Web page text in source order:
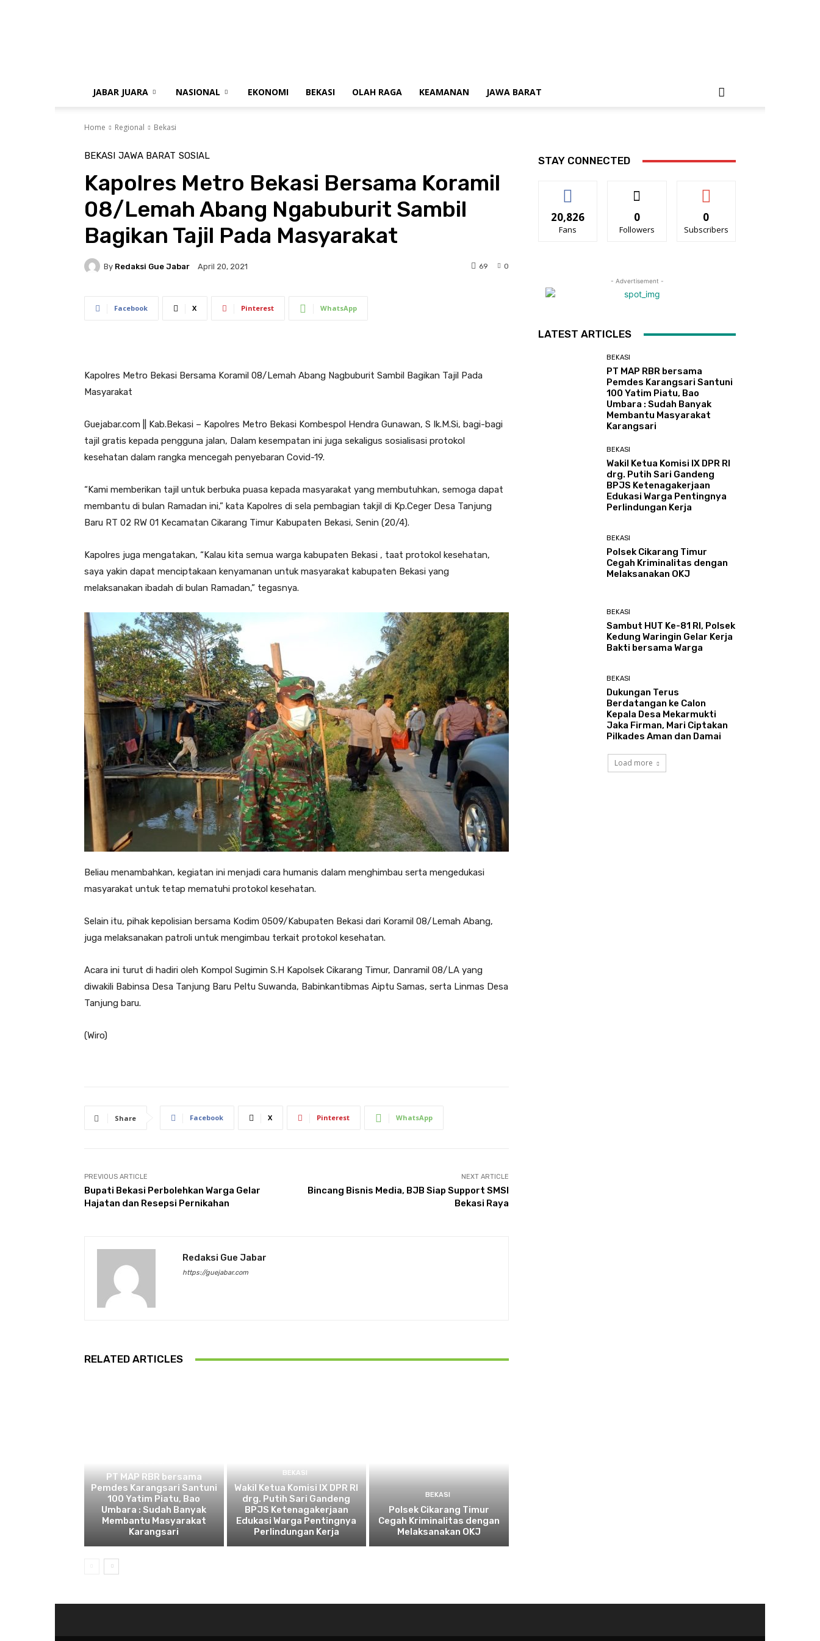
JABAR JUARA NASIONAL EKONOMI BEKASI OLAH RAGA KEAMANAN JAWA BARAT
Home Regional Bekasi
BEKASI JAWA BARAT SOSIAL
Kapolres Metro Bekasi Bersama Koramil
08/Lemah Abang Ngabuburit Sambil
Bagikan Tajil Pada Masyarakat
By Redaksi Gue Jabar April 20, 2021 0
69
Facebook X Pinterest WhatsApp
Kapolres Metro Bekasi Bersama Koramil 08/Lemah Abang Nagbuburit Sambil Bagikan Tajil Pada
Masyarakat
Guejabar.com || Kab.Bekasi – Kapolres Metro Bekasi Kombespol Hendra Gunawan, S Ik.M.Si, bagi-bagi
tajil gratis kepada pengguna jalan, Dalam kesempatan ini juga sekaligus sosialisasi protokol
kesehatan dalam rangka mencegah penyebaran Covid-19.
“Kami memberikan tajil untuk berbuka puasa kepada masyarakat yang membutuhkan, semoga dapat
membantu di bulan Ramadan ini,” kata Kapolres di sela pembagian takjil di Kp.Ceger Desa Tanjung
Baru RT 02 RW 01 Kecamatan Cikarang Timur Kabupaten Bekasi, Senin (20/4).
Kapolres juga mengatakan, “Kalau kita semua warga kabupaten Bekasi , taat protokol kesehatan,
saya yakin dapat menciptakaan kenyamanan untuk masyarakat kabupaten Bekasi yang
melaksanakan ibadah di bulan Ramadan,” tegasnya.
Beliau menambahkan, kegiatan ini menjadi cara humanis dalam menghimbau serta mengedukasi
masyarakat untuk tetap mematuhi protokol kesehatan.
Selain itu, pihak kepolisian bersama Kodim 0509/Kabupaten Bekasi dari Koramil 08/Lemah Abang,
juga melaksanakan patroli untuk mengimbau terkait protokol kesehatan.
Acara ini turut di hadiri oleh Kompol Sugimin S.H Kapolsek Cikarang Timur, Danramil 08/LA yang
diwakili Babinsa Desa Tanjung Baru Peltu Suwanda, Babinkantibmas Aiptu Samas, serta Linmas Desa
Tanjung baru.
(Wiro)
Share Facebook X Pinterest WhatsApp
PREVIOUS ARTICLE
Bupati Bekasi Perbolehkan Warga Gelar
Hajatan dan Resepsi Pernikahan
NEXT ARTICLE
Bincang Bisnis Media, BJB Siap Support SMSI
Bekasi Raya
Redaksi Gue Jabar
https://guejabar.com
RELATED ARTICLES
PT MAP RBR bersama
Pemdes Karangsari Santuni
100 Yatim Piatu, Bao
Umbara : Sudah Banyak
Membantu Masyarakat
Karangsari
BEKASI
Wakil Ketua Komisi IX DPR RI
drg. Putih Sari Gandeng
BPJS Ketenagakerjaan
Edukasi Warga Pentingnya
Perlindungan Kerja
BEKASI
Polsek Cikarang Timur
Cegah Kriminalitas dengan
Melaksanakan OKJ
STAY CONNECTED
20,826
Fans
0
Followers
0
Subscribers
- Advertisement -
LATEST ARTICLES
BEKASI
PT MAP RBR bersama
Pemdes Karangsari Santuni
100 Yatim Piatu, Bao
Umbara : Sudah Banyak
Membantu Masyarakat
Karangsari
BEKASI
Wakil Ketua Komisi IX DPR RI
drg. Putih Sari Gandeng
BPJS Ketenagakerjaan
Edukasi Warga Pentingnya
Perlindungan Kerja
BEKASI
Polsek Cikarang Timur
Cegah Kriminalitas dengan
Melaksanakan OKJ
BEKASI
Sambut HUT Ke-81 RI, Polsek
Kedung Waringin Gelar Kerja
Bakti bersama Warga
BEKASI
Dukungan Terus
Berdatangan ke Calon
Kepala Desa Mekarmukti
Jaka Firman, Mari Ciptakan
Pilkades Aman dan Damai
Load more